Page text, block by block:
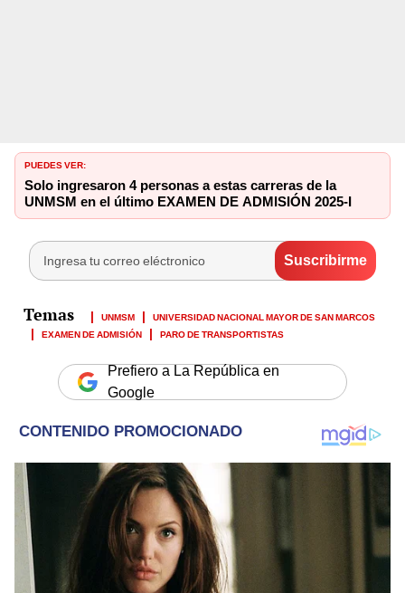
PUEDES VER:
Solo ingresaron 4 personas a estas carreras de la
UNMSM en el último EXAMEN DE ADMISIÓN 2025-I
UNMSM
UNIVERSIDAD NACIONAL MAYOR DE SAN MARCOS
EXAMEN DE ADMISIÓN
PARO DE TRANSPORTISTAS
Prefiero a La República en
Google